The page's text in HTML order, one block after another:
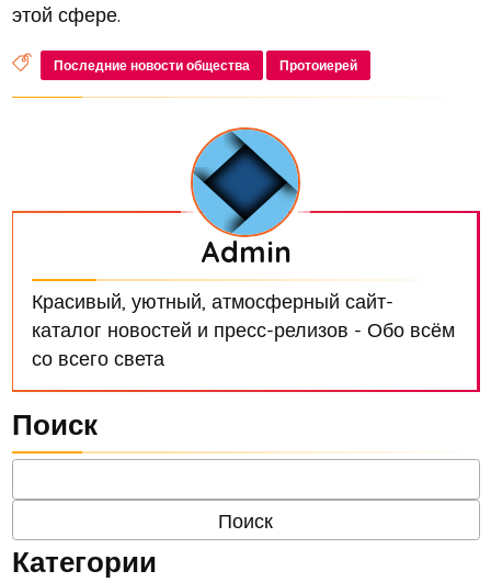
этой сфере.
Последние новости общества Протоиерей
Admin
Красивый, уютный, атмосферный сайт-
каталог новостей и пресс-релизов - Обо всём
со всего света
Поиск
Категории